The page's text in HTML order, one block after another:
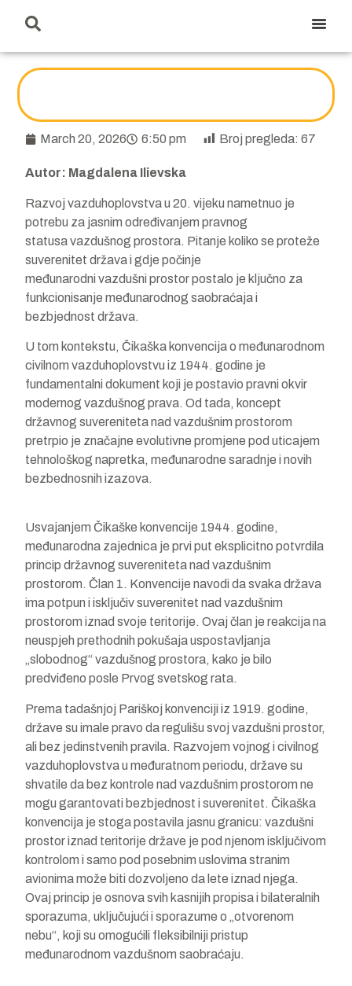
March 20, 2026 6:50 pm Broj pregleda: 67
Autor: Magdalena Ilievska
Razvoj vazduhoplovstva u 20. vijeku nametnuo je
potrebu za jasnim određivanjem pravnog
statusa vazdušnog prostora. Pitanje koliko se proteže
suverenitet država i gdje počinje
međunarodni vazdušni prostor postalo je ključno za
funkcionisanje međunarodnog saobraćaja i
bezbjednost država.
U tom kontekstu, Čikaška konvencija o međunarodnom
civilnom vazduhoplovstvu iz 1944. godine je
fundamentalni dokument koji je postavio pravni okvir
modernog vazdušnog prava. Od tada, koncept
državnog suvereniteta nad vazdušnim prostorom
pretrpio je značajne evolutivne promjene pod uticajem
tehnološkog napretka, međunarodne saradnje i novih
bezbednosnih izazova.
Usvajanjem Čikaške konvencije 1944. godine,
međunarodna zajednica je prvi put eksplicitno potvrdila
princip državnog suvereniteta nad vazdušnim
prostorom. Član 1. Konvencije navodi da svaka država
ima potpun i isključiv suverenitet nad vazdušnim
prostorom iznad svoje teritorije. Ovaj član je reakcija na
neuspjeh prethodnih pokušaja uspostavljanja
„slobodnog“ vazdušnog prostora, kako je bilo
predviđeno posle Prvog svetskog rata.
Prema tadašnjoj Pariškoj konvenciji iz 1919. godine,
države su imale pravo da regulišu svoj vazdušni prostor,
ali bez jedinstvenih pravila. Razvojem vojnog i civilnog
vazduhoplovstva u međuratnom periodu, države su
shvatile da bez kontrole nad vazdušnim prostorom ne
mogu garantovati bezbjednost i suverenitet. Čikaška
konvencija je stoga postavila jasnu granicu: vazdušni
prostor iznad teritorije države je pod njenom isključivom
kontrolom i samo pod posebnim uslovima stranim
avionima može biti dozvoljeno da lete iznad njega.
Ovaj princip je osnova svih kasnijih propisa i bilateralnih
sporazuma, uključujući i sporazume o „otvorenom
nebu“, koji su omogućili fleksibilniji pristup
međunarodnom vazdušnom saobraćaju.